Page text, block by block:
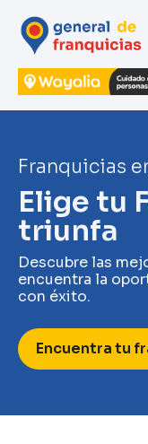
Franquicias
Elige tu
triunfa
Descubre las
encuentra la
con éxito.
Encuentra tu